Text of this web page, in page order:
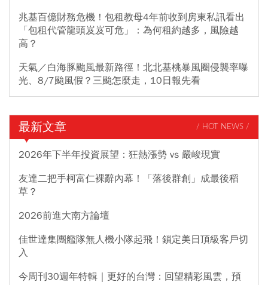
兆基百億財務危機！包租教母4年前收到房東私訊看出
「包租代管龍頭岌岌可危」：為何租約越多，風險越
高？
天氣／白海豚颱風最新路徑！北北基桃暴風圈侵襲率曝
光、8/7颱風假？三颱怎麼走，10日報先看
最新文章 / HOT NEWS /
2026年下半年投資展望：狂熱漲勢 vs 嚴峻現實
友達二把手柯富仁裸辭內幕！「落後群創」成最後稻
草？
2026前進大南方論壇
佳世達集團艦隊無人機小隊起飛！鎖定美日頂級客戶切
入
今周刊30週年特輯｜更好的台灣：回望精彩風雲，預